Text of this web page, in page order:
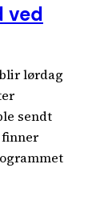
ved
lørdag
sendt
finner